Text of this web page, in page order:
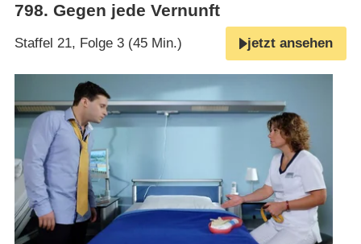
798. Gegen jede Vernunft
Staffel 21, Folge 3 (45 Min.) jetzt ansehen